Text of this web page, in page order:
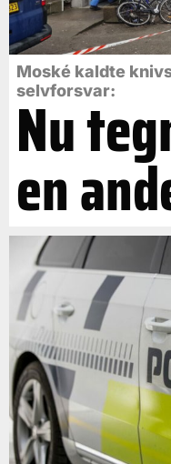
Moské kaldte
selvforsvar:
Nu
en